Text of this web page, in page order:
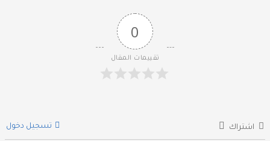
0
تقييمات المقال
اشتراك تسجيل دخول